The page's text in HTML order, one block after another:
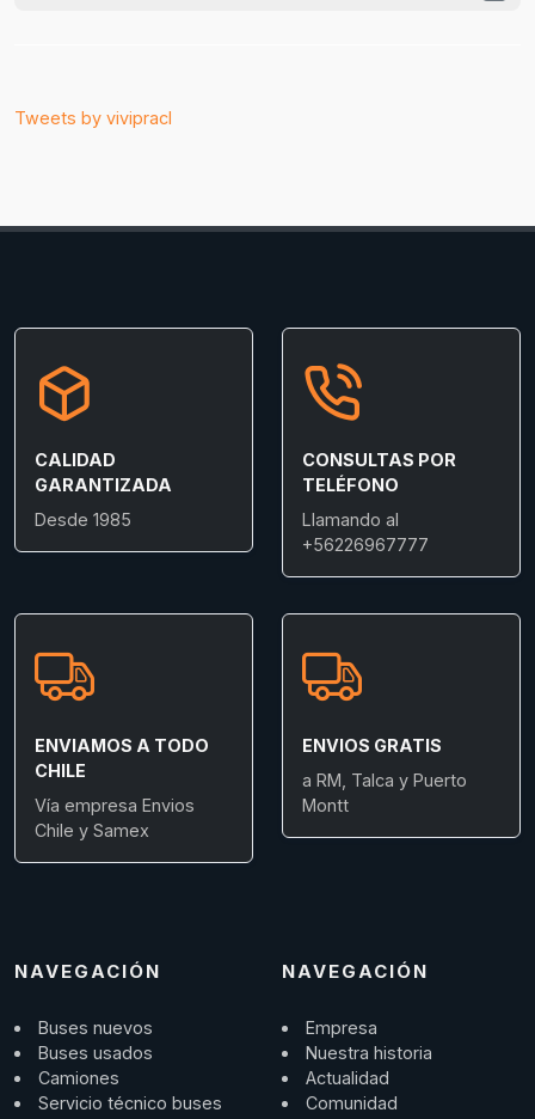
Tweets by vivipracl
CALIDAD
GARANTIZADA
Desde 1985
CONSULTAS POR
TELÉFONO
Llamando al
+56226967777
ENVIAMOS A TODO
CHILE
Vía empresa Envios
Chile y Samex
ENVIOS GRATIS
a RM, Talca y Puerto
Montt
NAVEGACIÓN
Buses nuevos
Buses usados
Camiones
Servicio técnico buses
NAVEGACIÓN
Empresa
Nuestra historia
Actualidad
Comunidad